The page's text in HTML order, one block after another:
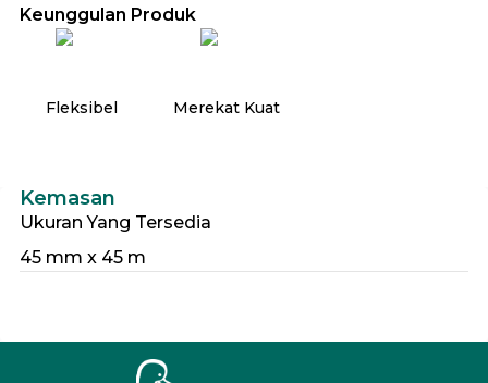
Keunggulan Produk
Fleksibel Merekat Kuat
Kemasan
Ukuran Yang Tersedia
45 mm x 45 m